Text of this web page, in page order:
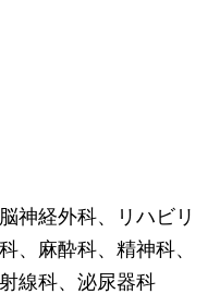
神経外科、リハビリ
、麻酔科、精神科、
線科、泌尿器科